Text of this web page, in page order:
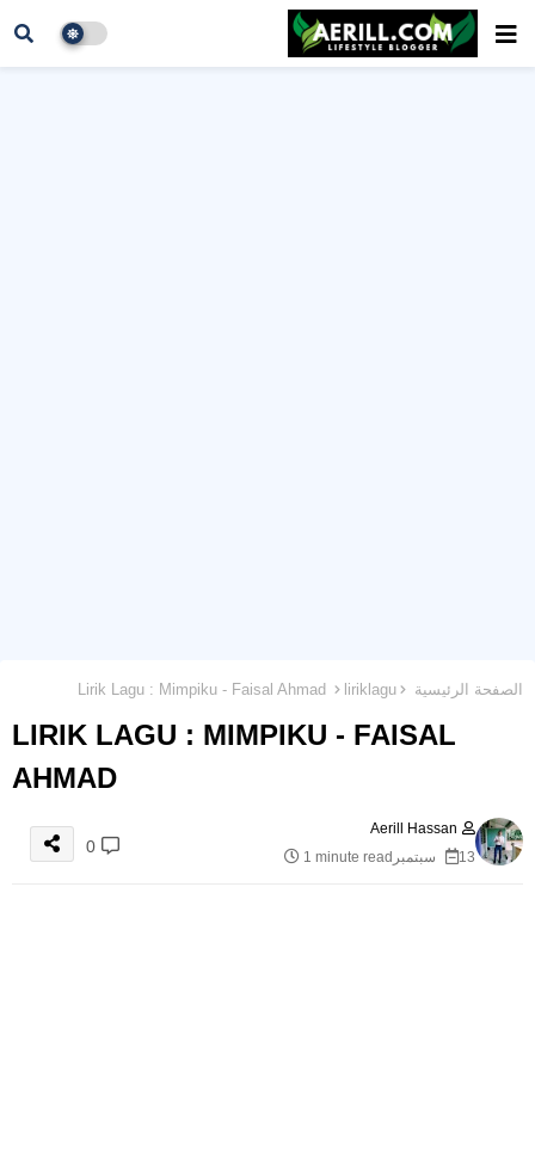
الصفحة الرئيسية liriklagu
LIRIK LAGU : MIMPIKU - FAISAL
AHMAD
Aerill Hassan
13 سبتمبر
1 minute read
0